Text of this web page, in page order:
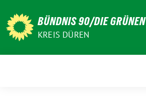
zum
Inhalt
BÜNDNIS 90/DIE GRÜNEN
KREIS DÜREN